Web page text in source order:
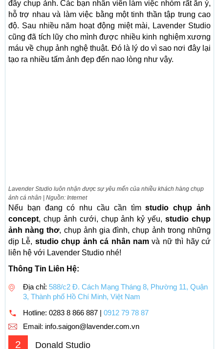
đây chụp ảnh. Các bạn nhân viên làm việc nhóm rất ăn ý,
hỗ trợ nhau và làm việc bằng một tinh thần tập trung cao
độ. Sau nhiều năm hoạt động miệt mài, Lavender Studio
cũng đã tích lũy cho mình được nhiều kinh nghiệm xương
máu về chụp ảnh nghệ thuật. Đó là lý do vì sao nơi đây lại
tạo ra nhiều tấm ảnh đẹp đến nao lòng như vậy.
Lavender Studio luôn nhận được sự yêu mến của nhiều khách hàng chụp
ảnh cá nhân | Nguồn: Internet
Nếu bạn đang có nhu cầu cần tìmstudio chụp ảnh
concept, chụp ảnh cưới, chụp ảnh kỷ yếu,studio chụp
ảnh nàng thơ, chụp ảnh gia đình, chụp ảnh trong những
dịp Lễ, studio chụp ảnh cá nhân namvà nữ thì hãy cứ
liên hệ với Lavender Studio nhé!
Thông Tin Liên Hệ:
Địa chỉ: 588/c2 Đ. Cách Mạng Tháng 8, Phường 11, Quận
3, Thành phố Hồ Chí Minh, Việt Nam
Hotline: 0283 8 866 887 | 0912 79 78 87
Email: info.saigon@lavender.com.vn
2 Donald Studio